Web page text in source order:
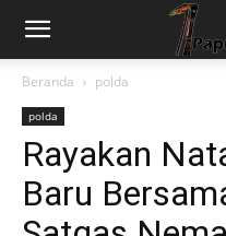
Beranda polda
polda
Rayakan
Baru